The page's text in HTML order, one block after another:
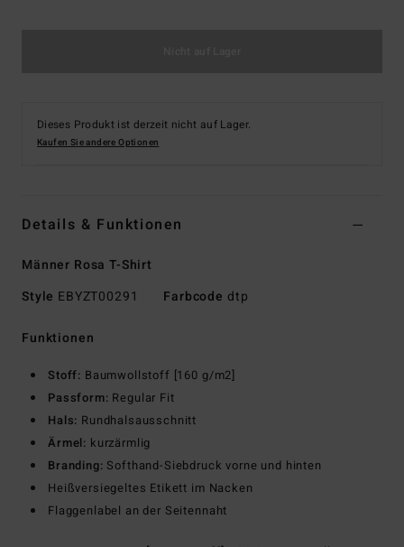
Dieses Produkt ist derzeit nicht auf Lager.
Kaufen Sie andere Optionen
Details & Funktionen
Männer Rosa T-Shirt
Style EBYZT00291 Farbcode dtp
Funktionen
Stoff: Baumwollstoff [160 g/m2]
Passform: Regular Fit
Hals: Rundhalsausschnitt
Ärmel: kurzärmlig
Branding: Softhand-Siebdruck vorne und hinten
Heißversiegeltes Etikett im Nacken
Flaggenlabel an der Seitennaht